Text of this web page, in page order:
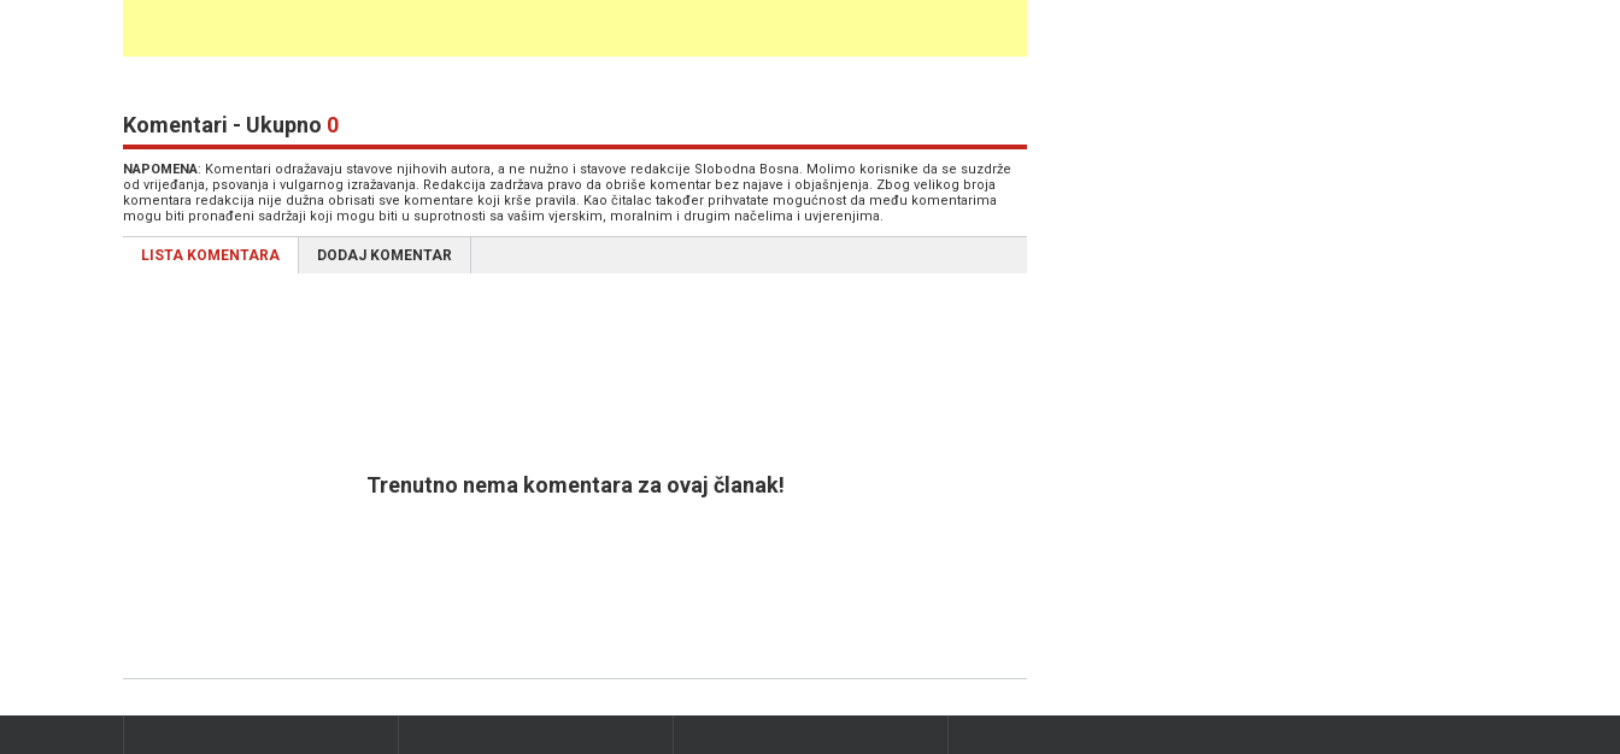
Komentari - Ukupno 0
NAPOMENA: Komentari odražavaju stavove njihovih autora, a ne nužno i stavove redakcije Slobodna Bosna. Molimo korisnike da se suzdrže
od vrijeđanja, psovanja i vulgarnog izražavanja. Redakcija zadržava pravo da obriše komentar bez najave i objašnjenja. Zbog velikog broja
komentara redakcija nije dužna obrisati sve komentare koji krše pravila. Kao čitalac također prihvatate mogućnost da među komentarima
mogu biti pronađeni sadržaji koji mogu biti u suprotnosti sa vašim vjerskim, moralnim i drugim načelima i uvjerenjima.
LISTA KOMENTARA DODAJ KOMENTAR
Trenutno nema komentara za ovaj članak!